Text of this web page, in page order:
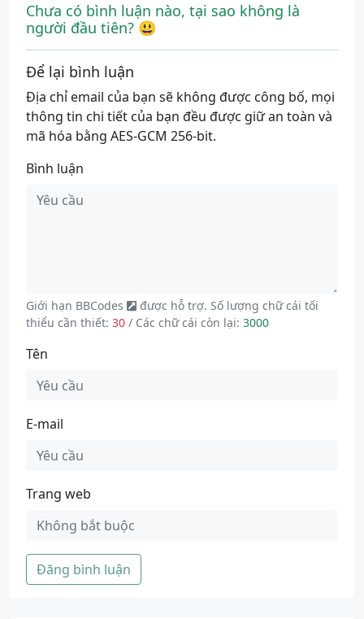
Chưa có bình luận nào, tại sao không là
người đầu tiên? 😃
Để lại bình luận
Địa chỉ email của bạn sẽ không được công bố, mọi
thông tin chi tiết của bạn đều được giữ an toàn và
mã hóa bằng AES-GCM 256-bit.
Bình luận
Giới hạn BBCodes
được hỗ trợ. Số lượng chữ cái tối
thiểu cần thiết: 30 / Các chữ cái còn lại: 3000
Tên
E-mail
Trang web
Đăng bình luận